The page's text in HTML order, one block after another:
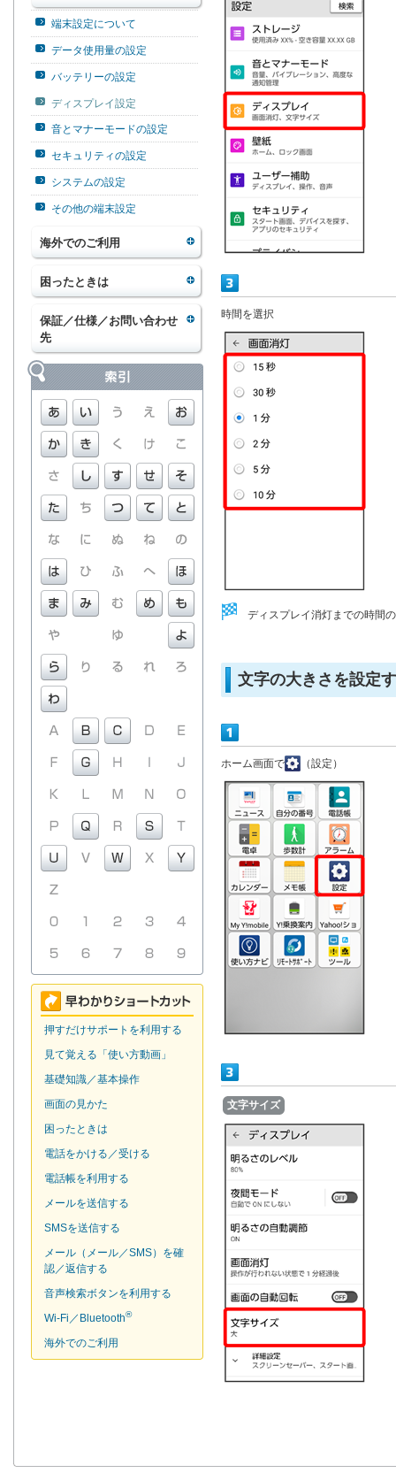
端末設定について
データ使用量の設定
バッテリーの設定
ディスプレイ設定
音とマナーモードの設定
セキュリティの設定
システムの設定
その他の端末設定
海外でのご利用
困ったときは
保証／仕様／お問い合わせ
先
押すだけサポートを利用する
見て覚える「使い方動画」
基礎知識／基本操作
画面の見かた
困ったときは
電話をかける／受ける
電話帳を利用する
メールを送信する
SMSを送信する
メール（メール／SMS）を確
認／返信する
音声検索ボタンを利用する
Wi-Fi／Bluetooth®
海外でのご利用
時間を選択
ディスプレイ消灯までの時間
文字の大きさを設定
ホーム画面で （設定）
文字サイズ